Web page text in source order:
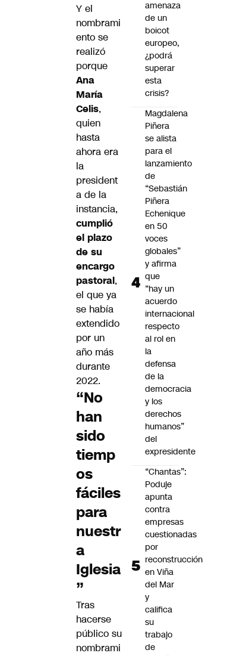
Y el
nombrami
ento se
realizó
porque
Ana
María
Celis,
quien
hasta
ahora era
la
president
a de la
instancia,
cumplió
el plazo
de su
encargo
pastoral,
el que ya
se había
extendido
por un
año más
durante
2022.
“No
han
sido
tiemp
os
fáciles
para
nuestr
a
Iglesia
”
Tras
hacerse
público su
nombrami
amenaza
de un
boicot
europeo,
¿podrá
superar
esta
crisis?
Magdalena
Piñera
se alista
para el
lanzamiento
de
“Sebastián
Piñera
Echenique
en 50
voces
globales”
y afirma
que
“hay un
acuerdo
internacional
respecto
al rol en
la
defensa
de la
democracia
y los
derechos
humanos”
del
expresidente
“Chantas”:
Poduje
apunta
contra
empresas
cuestionadas
por
reconstrucción
en Viña
del Mar
y
califica
su
trabajo
de